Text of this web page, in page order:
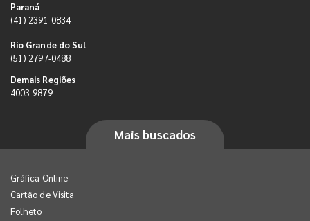
Paraná
(41) 2391-0834
Rio Grande do Sul
(51) 2797-0488
Demais Regiões
4003-9879
Mais buscados
Gráfica Online
Cartão de Visita
Folheto